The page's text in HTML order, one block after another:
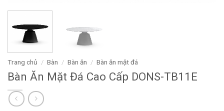
Trang chủ / Bàn / Bàn ăn / Bàn ăn mặt đá
Bàn Ăn Mặt Đá Cao Cấp DONS-TB11E